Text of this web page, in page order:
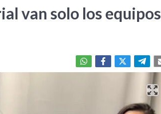
van solo los equipos